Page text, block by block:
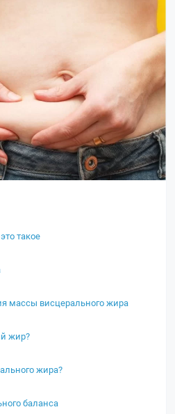
такое
массы висцерального жира
жир?
жира?
баланса